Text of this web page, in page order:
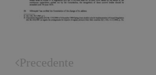
Precedente